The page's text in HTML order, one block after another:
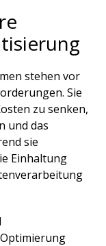
stehen vor
Sie
zu senken,
und das
sie
Einhaltung